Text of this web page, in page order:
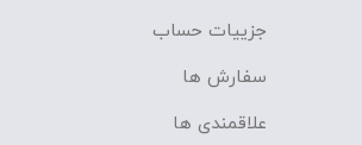
جزییات حساب
سفارش ها
علاقمندی ها